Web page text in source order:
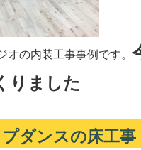
オの内装工事事例です。
りました
ダンスの床工事